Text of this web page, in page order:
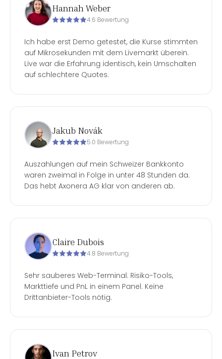
Hannah Weber
4.6 Bewertung
Ich habe erst Demo getestet, die Kurse stimmten
auf Mikrosekunden mit dem Livemarkt überein.
Live war die Erfahrung identisch, kein Umschalten
auf schlechtere Quotes.
Jakub Novák
5.0 Bewertung
Auszahlungen auf mein Schweizer Bankkonto
waren zweimal in Folge in unter 48 Stunden da.
Das hebt Axonera AG klar von anderen ab.
Claire Dubois
4.8 Bewertung
Sehr sauberes Web-Terminal. Risiko-Tools,
Markttiefe und PnL in einem Panel. Keine
Drittanbieter-Tools nötig.
Ivan Petrov